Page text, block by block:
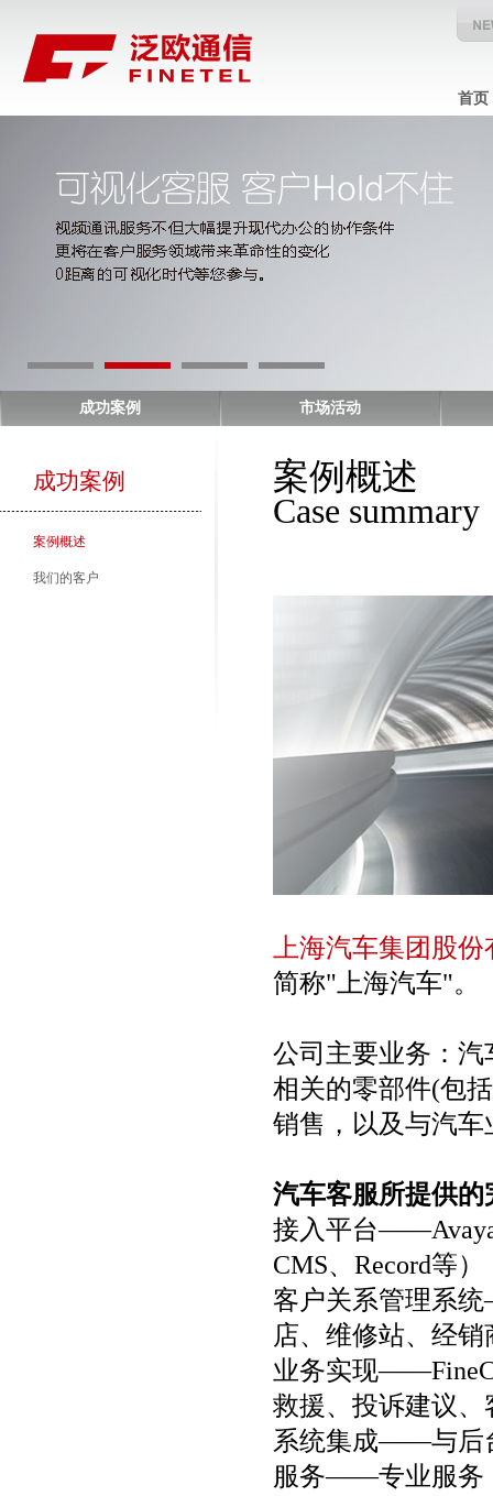
首页
成功案例 市场活动
成功案例
案例概述
我们的客户
案例概述
Case summary
上海汽车集团股
简称"上海汽车"。
公司主要业务：
相关的零部件(包
销售，以及与汽
汽车客服所提供
接入平台
CMS、Record等）
客户关系管理系
店、维修站、经
业务实现
救援、投诉建议
系统集成——与后
服务——专业服务